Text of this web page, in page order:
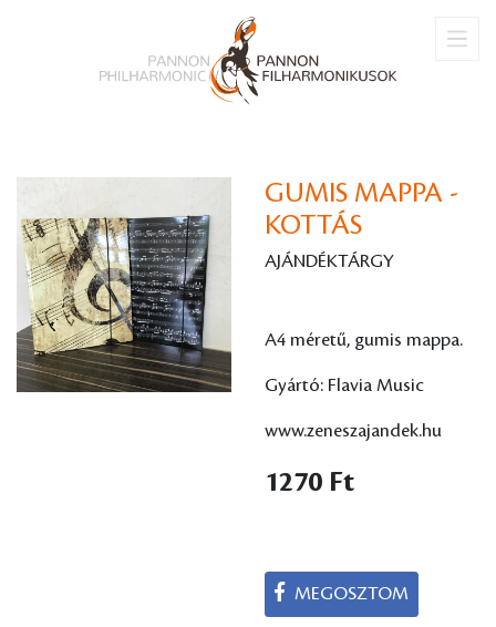
GUMIS MAPPA -
KOTTÁS
AJÁNDÉKTÁRGY
A4 méretű, gumis mappa.
Gyártó: Flavia Music
www.zeneszajandek.hu
1270 Ft
MEGOSZTOM